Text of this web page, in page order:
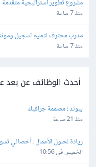
(Indexing)منذ 7 ساعة
مدرب محترف لتعليم تسجيل
منذ 7 ساعة
أحدث الوظائف عن بعد
بيوند : مصممة جرافيك
منذ 21 ساعة
ريادة لحلول الأعمال : أخصائي
الخميس في 10:56